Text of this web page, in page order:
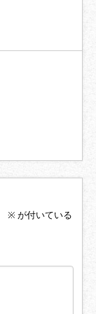
※が付いている